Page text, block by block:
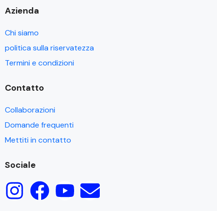
Azienda
Chi siamo
politica sulla riservatezza
Termini e condizioni
Contatto
Collaborazioni
Domande frequenti
Mettiti in contatto
Sociale